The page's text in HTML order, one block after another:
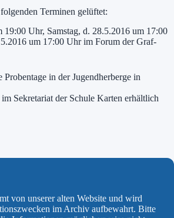
Terminen gelüftet:
19:00 Uhr, Samstag, d. 28.5.2016 um 17:00
um 17:00 Uhr im Forum der Graf-
in der Jugendherberge in
Sekretariat der Schule Karten erhältlich
von unserer alten Website und wird
im Archiv aufbewahrt. Bitte